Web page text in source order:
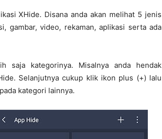
XHide. Disana anda akan melihat 5 jenis
gambar, video, rekaman, aplikasi serta ada
saja kategorinya. Misalnya anda hendak
Selanjutnya cukup klik ikon plus (+) lalu
kategori lainnya.